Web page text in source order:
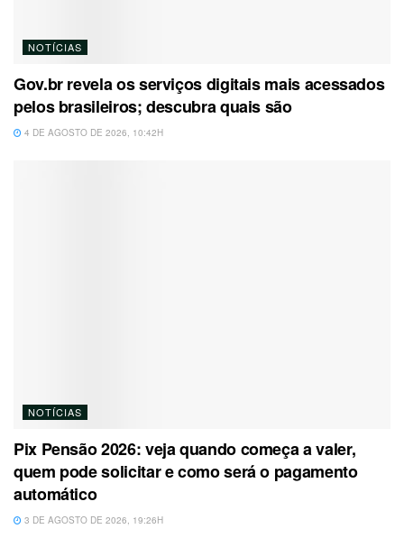
NOTÍCIAS
Gov.br revela os serviços digitais mais acessados
pelos brasileiros; descubra quais são
4 DE AGOSTO DE 2026, 10:42H
NOTÍCIAS
Pix Pensão 2026: veja quando começa a valer,
quem pode solicitar e como será o pagamento
automático
3 DE AGOSTO DE 2026, 19:26H